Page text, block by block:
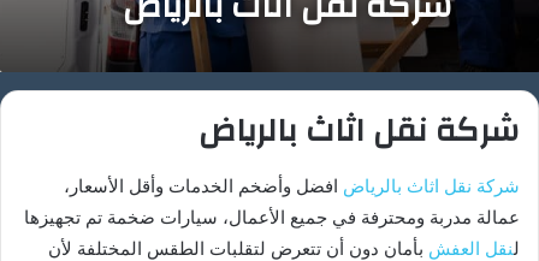
شركة نقل اثاث بالرياض
شركة نقل اثاث بالرياض افضل وأضخم الخدمات وأقل الأسعار،
عمالة مدربة ومحترفة في جميع الأعمال، سيارات ضخمة تم تجهيزها
لنقل العفش بأمان دون أن تتعرض لتقلبات الطقس المختلفة لأن